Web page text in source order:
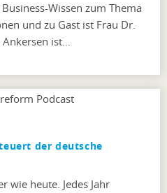
Wissen zum Thema
und zu Gast ist Frau Dr.
Ankersen ist…
der deutsche
wie heute. Jedes Jahr